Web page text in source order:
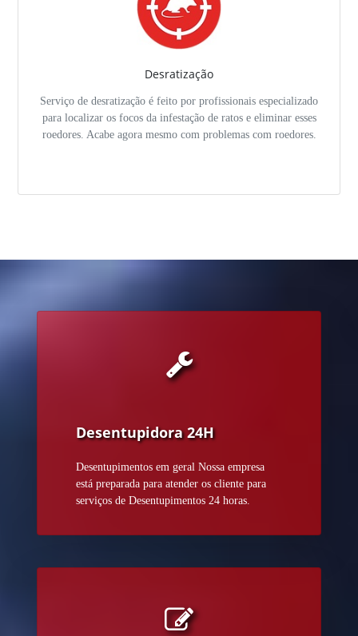
Desratização
Serviço de desratização é feito por profissionais especializado
para localizar os focos da infestação de ratos e eliminar esses
roedores. Acabe agora mesmo com problemas com roedores.
Desentupidora 24H
Desentupimentos em geral Nossa empresa
está preparada para atender os cliente para
serviços de Desentupimentos 24 horas.